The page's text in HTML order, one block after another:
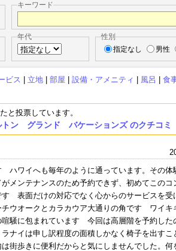
I
HILTON GRAND V
Ka La'i Waikiki Be
キーワード
年代
性別
指定なし
男性
ビス 立地 部屋 設備・アメニティ 風呂 食
と投票しています。
ン グランド バケーションズ のクチコミ
ハワイへも毎年のように通っています。その体
メンテナンスのため予約できず、初めてこのコ
表面だけの対応でなく心からのサービスを受
ウオークとカラカウア大通りの角です ワイキ
に包まれています 今回は高層階を予約した
ナイは申し訳程度の面積しかなく椅子を出す
街歩きに便利だからと気にしませんでした。何